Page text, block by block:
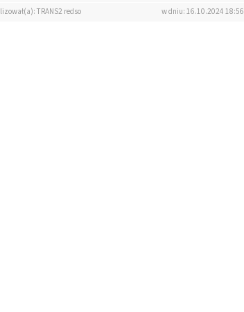
TRANS2 redso
w dniu: 16.10.2024 18:56